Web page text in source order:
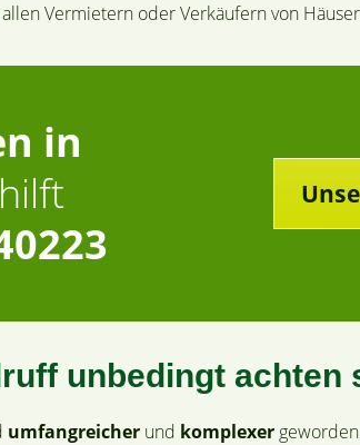
allen Vermietern oder Verkäufern von
in
hilft
unbedingt achten
umfangreicher und komplexer